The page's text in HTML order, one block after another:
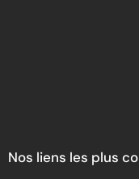
Nos liens les plus